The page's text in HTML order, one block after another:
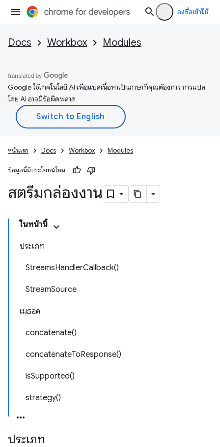
ลงชื่อเข้าใช้
Docs Workbox Modules
Google ใช้เทคโนโลยี AI เพื่อแปลเนื้อหาเป็นภาษาที่คุณต้องการ การแปล
โดย AI อาจมีข้อผิดพลาด
หน้าแรก Docs Workbox Modules
ข้อมูลนี้มีประโยชน์ไหม
สตรีมกล่องงาน
ในหน้านี้
ประเภท
StreamsHandlerCallback()
StreamSource
เมธอด
concatenate()
concatenateToResponse()
isSupported()
strategy()
ประเภท